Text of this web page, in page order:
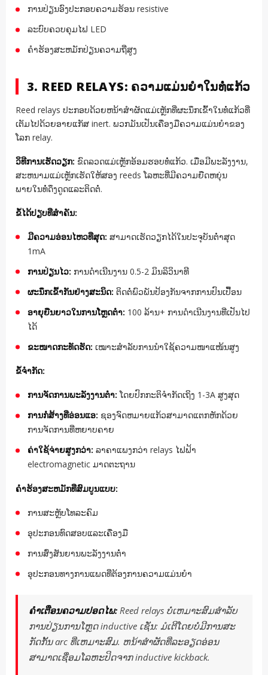
ການປ່ຽນອົງປະກອບຄວາມຮ້ອນ resistive
ລະບົບຄວບຄຸມໄຟ LED
ຄໍາຮ້ອງສະຫມັກປ່ຽນຄວາມຖີ່ສູງ
3. REED RELAYS: ຄວາມແມ່ນຍໍາໃນທໍ່ແກ້ວ
Reed relays ປະກອບດ້ວຍຫນ້າສໍາຜັດແມ່ເຫຼັກທີ່ຜະນຶກເຂົ້າໃນທໍ່ແກ້ວທີ່
ເຕັມໄປດ້ວຍອາຍແກັສ inert. ພວກມັນເປັນເຄື່ອງມືຄວາມແມ່ນຍໍາຂອງ
ໂລກ relay.
ວິທີການເຮັດວຽກ: ຂົດລວດແມ່ເຫຼັກອ້ອມຮອບທໍ່ແກ້ວ. ເມື່ອມີພະລັງງານ,
ສະຫນາມແມ່ເຫຼັກເຮັດໃຫ້ສອງ reeds ໂລຫະທີ່ມີຄວາມຍືດຫຍຸ່ນ
ພາຍໃນທໍ່ດຶງດູດແລະຕິດຕໍ່.
ຂໍ້ໄດ້ປຽບທີ່ສໍາຄັນ:
ມີຄວາມອ່ອນໄຫວທີ່ສຸດ: ສາມາດເຮັດວຽກໄດ້ໃນປະຈຸບັນຕ່ໍາສຸດ
1mA
ການປ່ຽນໄວ: ການດໍາເນີນງານ 0.5-2 ມິນລິວິນາທີ
ຜະນຶກເຂົ້າກັນຢ່າງສະນິດ: ຕິດຕໍ່ພົວພັນປ້ອງກັນຈາກການປົນເປື້ອນ
ອາຍຸຍືນຍາວໃນການໂຫຼດຕ່ໍາ: 100 ລ້ານ+ ການດໍາເນີນງານທີ່ເປັນໄປ
ໄດ້
ຂະໜາດກະທັດຮັດ: ເໝາະສຳລັບການນຳໃຊ້ຄວາມໜາແໜ້ນສູງ
ຂໍ້ຈຳກັດ:
ການຈັດການພະລັງງານຕ່ໍາ: ໂດຍປົກກະຕິຈໍາກັດເຖິງ 1-3A ສູງສຸດ
ການກໍ່ສ້າງທີ່ອ່ອນແອ: ຊອງຈົດຫມາຍແກ້ວສາມາດແຕກຫັກດ້ວຍ
ການຈັດການທີ່ຫຍາບຄາຍ
ຄ່າໃຊ້ຈ່າຍສູງກວ່າ: ລາຄາແພງກວ່າ relays ໄຟຟ້າ
electromagnetic ມາດຕະຖານ
ຄໍາຮ້ອງສະຫມັກທີ່ສົມບູນແບບ:
ການ​ສະ​ຫຼັບ​ໂທລະ​ຄົມ​
ອຸປະກອນທົດສອບແລະເຄື່ອງມື
ການສົ່ງສັນຍານພະລັງງານຕ່ໍາ
ອຸປະກອນທາງການແພດທີ່ຕ້ອງການຄວາມແມ່ນຍໍາ
ຄຳເຕືອນຄວາມປອດໄພ:Reed relays ບໍ່ເຫມາະສົມສໍາລັບ
ການປ່ຽນການໂຫຼດ inductive ເຊັ່ນ: ມໍເຕີໂດຍບໍ່ມີການສະ
ກັດກັ້ນ arc ທີ່ເຫມາະສົມ. ຫນ້າສໍາຜັດທີ່ລະອຽດອ່ອນ
ສາມາດເຊື່ອມໂລຫະປິດຈາກ inductive kickback.